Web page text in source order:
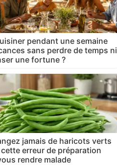
pendant une semaine
sans perdre de temps ni
une fortune ?
jamais de haricots verts
erreur de préparation
rendre malade